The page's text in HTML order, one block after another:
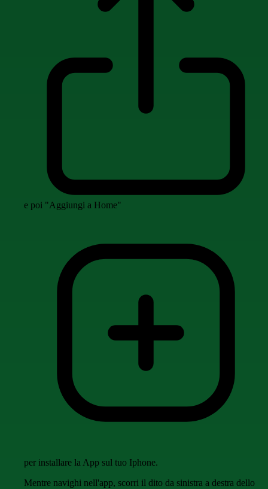
e poi "Aggiungi a Home"
per installare la App sul tuo Iphone.
Mentre navighi nell'app, scorri il dito da sinistra a destra dello